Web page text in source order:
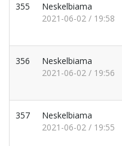
355
Neskelbiama
2021-06-02 / 19:58
356
Neskelbiama
2021-06-02 / 19:56
357
Neskelbiama
2021-06-02 / 19:55